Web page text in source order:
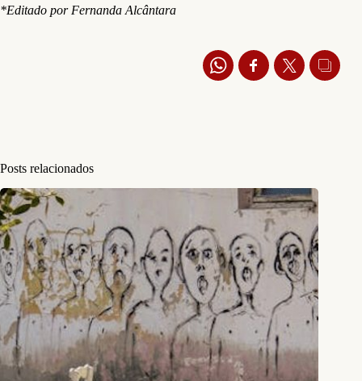
*Editado por Fernanda Alcântara
Posts relacionados